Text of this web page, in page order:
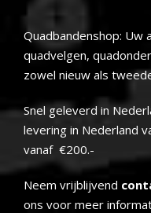
Quadbandenshop: Uw
quadvelgen,
zowel nieuw als
Snel geleverd in
levering in Nederland
vanaf €200.-
Neem vrijblijvend
ons voor meer